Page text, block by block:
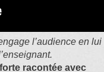
l’audience en lui
racontée avec